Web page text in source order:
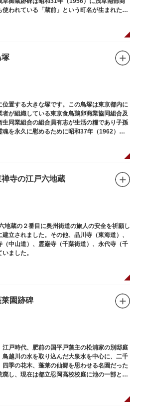
われている「蔵前」という町名が生まれたの
。
塚
置する大きな塚です。この鳥塚は東京都内に
が組織している東京食鳥鶏卵商業協同組合及
同業組合の組合員有志が生活の糧であり子孫
を永久に慰めるために昭和37年（1962）に
禅寺の江戸六地蔵
地蔵の２番目に奥州街道の旅人の安全を祈願し
立されました。その他、品川寺（東海道）、
中山道）、霊巌寺（千葉街道）、永代寺（千
ました。
莱園跡碑
戸時代、肥前の国平戸藩主の松浦家の別邸庭
鳥越川の水を取り込んだ大泉水を中心に、二千
季の花木、蓬莱の仙郷を思わせる名園だった
廃し、現在は都立忍岡高校校庭に池の一部と都
を残すのみです。